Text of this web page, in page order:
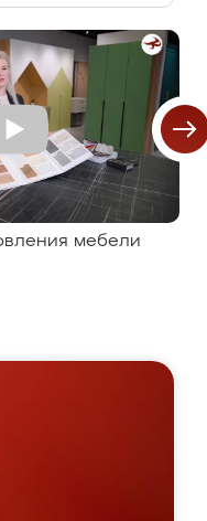
мебели